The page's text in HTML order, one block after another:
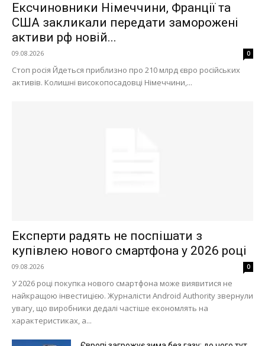
Ексчиновники Німеччини, Франції та
США закликали передати заморожені
активи рф новій...
09.08.2026 0
Стоп росія Йдеться приблизно про 210 млрд євро російських
активів. Колишні високопосадовці Німеччини,...
Експерти радять не поспішати з
купівлею нового смартфона у 2026 році
09.08.2026 0
У 2026 році покупка нового смартфона може виявитися не
найкращою інвестицією. Журналісти Android Authority звернули
увагу, що виробники дедалі частіше економлять на
характеристиках, а...